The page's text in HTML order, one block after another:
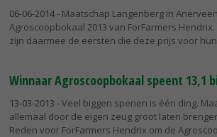
06-06-2014- Maatschap Langenberg in
Agroscoopbokaal 2013 van ForFarmers
zijn daarmee de eersten die deze prijs voor
Winnaar Agroscoopbokaal speent 13,1
13-03-2013 - Veel biggen spenen is één ding.
allemaal door de eigen zeug groot laten
Reden voor ForFarmers Hendrix om de